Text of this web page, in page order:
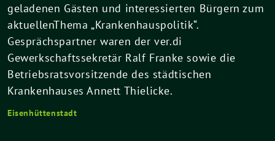
geladenen Gästen und interessierten Bürgern zum
aktuellenThema„Krankenhauspolitik“.
Gesprächspartner waren der ver.di
Gewerkschaftssekretär Ralf Franke sowie die
Betriebsratsvorsitzende des städtischen
Krankenhauses Annett Thielicke.
Eisenhüttenstadt